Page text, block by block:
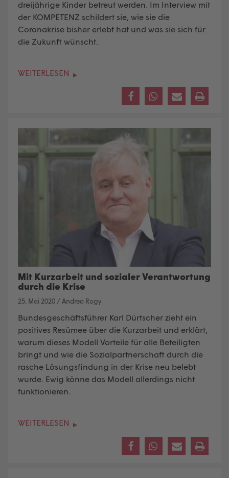
dreijährige Kinder betreut werden. Im Interview mit
der KOMPETENZ schildert sie, wie sie die
Coronakrise bisher erlebt hat und was sie sich für
die Zukunft wünscht.
WEITERLESEN
Mit Kurzarbeit und sozialer Verantwortung
durch die Krise
25. Mai 2020 / Andrea Rogy
Bundesgeschäftsführer Karl Dürtscher zieht ein
positives Resümee über die Kurzarbeit und erklärt,
warum dieses Modell Vorteile für alle Beteiligten
bringt und wie die Sozialpartnerschaft durch die
rasche Lösungsfindung in der Krise neu belebt
wurde. Ewig könne das Modell allerdings nicht
funktionieren.
WEITERLESEN